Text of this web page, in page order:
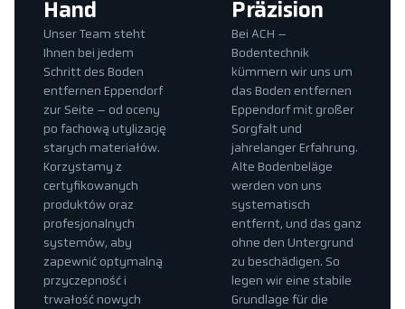
Präzision
Bei ACH –
Bodentechnik
kümmern wir uns um
das Boden entfernen
Eppendorf mit großer
Sorgfalt und
jahrelanger Erfahrung.
Alte Bodenbeläge
werden von uns
systematisch
entfernt, und das ganz
ohne den Untergrund
zu beschädigen. So
legen wir eine stabile
Grundlage für die
Hand
Unser Team steht
Ihnen bei jedem
Schritt des Boden
entfernen Eppendorf
zur Seite – od oceny
po fachową utylizację
starych materiałów.
Korzystamy z
certyfikowanych
produktów oraz
profesjonalnych
systemów, aby
zapewnić optymalną
przyczepność i
trwałość nowych